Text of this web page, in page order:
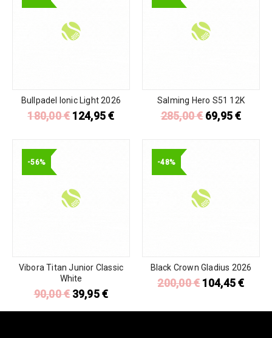
Bullpadel Ionic Light 2026
180,00€ 124,95€
Salming Hero S51 12K
285,00€ 69,95€
-56%
Vibora Titan Junior Classic
White
90,00€ 39,95€
-48%
Black Crown Gladius 2026
200,00€ 104,45€